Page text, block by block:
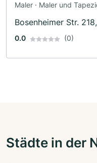
Maler · Maler und
Bosenheimer Str.
0.0 (0)
Städte in der